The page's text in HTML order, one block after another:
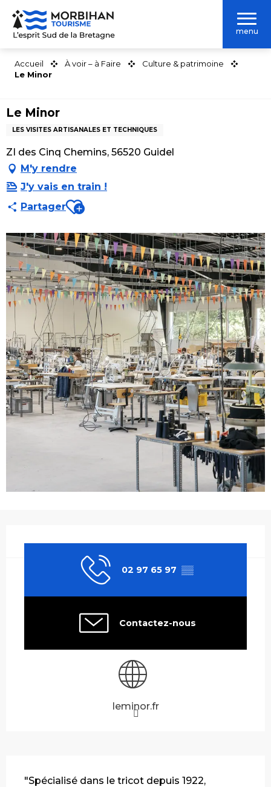
Aller
contenu
menu
Accueil À voir – à Faire
Culture & patrimoine
Le Minor
Le Minor
LES VISITES ARTISANALES ET TECHNIQUES
ZI des Cinq Chemins, 56520 Guidel
M'y rendre
J'y vais en train !
PartagerAjouter aux favoris
02 97 65 97 ▒▒
Contactez-nous
leminor.fr
"Spécialisé dans le tricot depuis 1922,